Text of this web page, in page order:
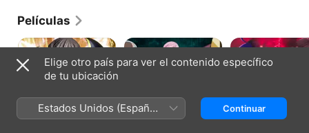
Películas
Code
Lelouch
Re;Surrection
Code
Lelouch
Rebellion
II
Transgression
For
The
Elige otro país para ver el contenido específico
de tu ubicación
Estados Unidos (Español
México)
Continuar